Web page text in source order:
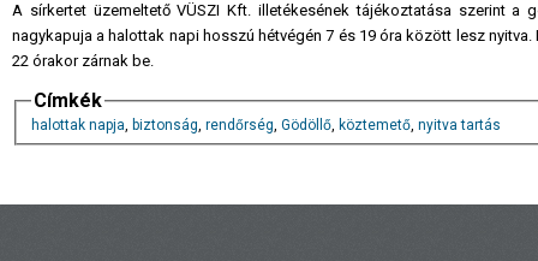
A sírkertet üzemeltető VÜSZI Kft. illetékesének tájékoztatása szerint
nagykapuja a halottak napi hosszú hétvégén 7 és 19 óra között lesz
22 órakor zárnak be.
Címkék
halottak napja, biztonság, rendőrség, Gödöllő, köztemető, nyitva tartás